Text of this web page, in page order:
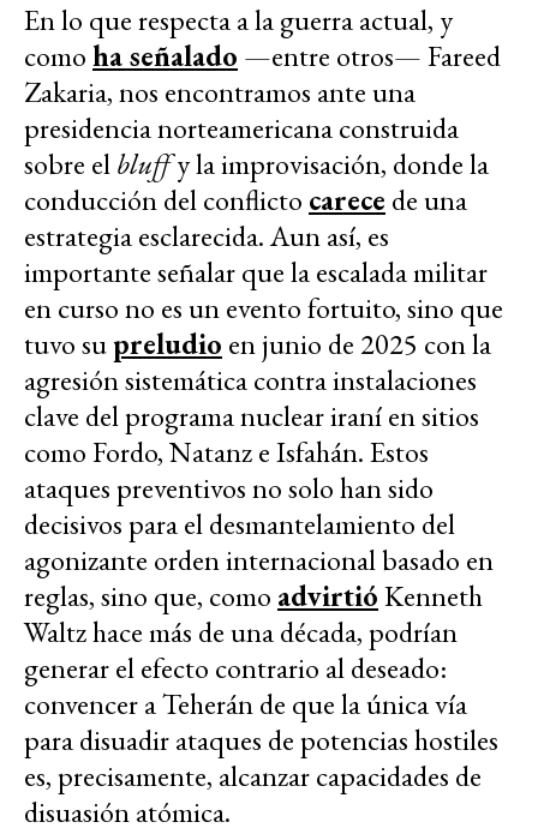
En lo que respecta a la guerra actual, y
comoha señalado —entre otros— Fareed
Zakaria, nos encontramos ante una
presidencia norteamericana construida
sobre elbluffy la improvisación, donde la
conducción del conflicto carece de una
estrategia esclarecida. Aun así, es
importante señalar que la escalada militar
en curso no es un evento fortuito, sino que
tuvo supreludio en junio de 2025 con la
agresión sistemática contra instalaciones
clave del programa nuclear iraní en sitios
como Fordo, Natanz e Isfahán. Estos
ataques preventivos no solo han sido
decisivos para el desmantelamiento del
agonizante orden internacional basado en
reglas, sino que, como advirtióKenneth
Waltz hace más de una década, podrían
generar el efecto contrario al deseado:
convencer a Teherán de que la única vía
para disuadir ataques de potencias hostiles
es, precisamente, alcanzar capacidades de
disuasión atómica.